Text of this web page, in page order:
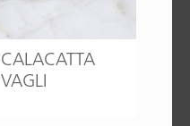
CALACATTA
VAGLI